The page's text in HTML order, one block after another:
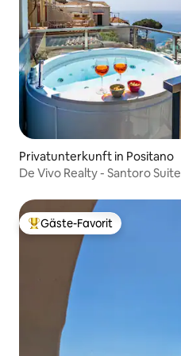
Privatunterkunft in Positano
De Vivo Realty - Santoro Suite
Beliebter Gäste-Favorit.
Gäste-Favorit